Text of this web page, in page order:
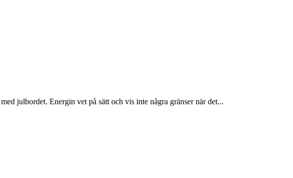
julbordet. Energin vet på sätt och vis inte några gränser när det...